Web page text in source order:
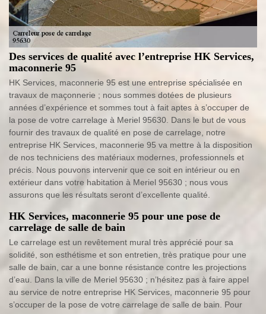
Des services de qualité avec l’entreprise HK Services,
maconnerie 95
HK Services, maconnerie 95 est une entreprise spécialisée en
travaux de maçonnerie ; nous sommes dotées de plusieurs
années d’expérience et sommes tout à fait aptes à s’occuper de
la pose de votre carrelage à Meriel 95630. Dans le but de vous
fournir des travaux de qualité en pose de carrelage, notre
entreprise HK Services, maconnerie 95 va mettre à la disposition
de nos techniciens des matériaux modernes, professionnels et
précis. Nous pouvons intervenir que ce soit en intérieur ou en
extérieur dans votre habitation à Meriel 95630 ; nous vous
assurons que les résultats seront d’excellente qualité.
HK Services, maconnerie 95 pour une pose de
carrelage de salle de bain
Le carrelage est un revêtement mural très apprécié pour sa
solidité, son esthétisme et son entretien, très pratique pour une
salle de bain, car a une bonne résistance contre les projections
d’eau. Dans la ville de Meriel 95630 ; n’hésitez pas à faire appel
au service de notre entreprise HK Services, maconnerie 95 pour
s’occuper de la pose de votre carrelage de salle de bain. Pour